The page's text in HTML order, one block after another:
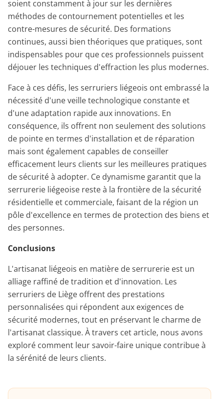
soient constamment à jour sur les dernières
méthodes de contournement potentielles et les
contre-mesures de sécurité. Des formations
continues, aussi bien théoriques que pratiques, sont
indispensables pour que ces professionnels puissent
déjouer les techniques d'effraction les plus modernes.
Face à ces défis, les serruriers liégeois ont embrassé la
nécessité d'une veille technologique constante et
d'une adaptation rapide aux innovations. En
conséquence, ils offrent non seulement des solutions
de pointe en termes d'installation et de réparation
mais sont également capables de conseiller
efficacement leurs clients sur les meilleures pratiques
de sécurité à adopter. Ce dynamisme garantit que la
serrurerie liégeoise reste à la frontière de la sécurité
résidentielle et commerciale, faisant de la région un
pôle d'excellence en termes de protection des biens et
des personnes.
Conclusions
L'artisanat liégeois en matière de serrurerie est un
alliage raffiné de tradition et d'innovation. Les
serruriers de Liège offrent des prestations
personnalisées qui répondent aux exigences de
sécurité modernes, tout en préservant le charme de
l'artisanat classique. À travers cet article, nous avons
exploré comment leur savoir-faire unique contribue à
la sérénité de leurs clients.